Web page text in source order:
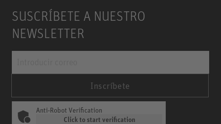
SUSCRÍBETE A NUESTRO
NEWSLETTER
Inscríbete
Anti-Robot Verification
Click to start verification